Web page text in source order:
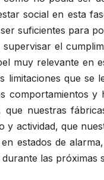
social en esta
suficientes para
el
muy relevante en
limitaciones que se
comportamientos
que nuestras
y actividad, que
estados de
las próximas